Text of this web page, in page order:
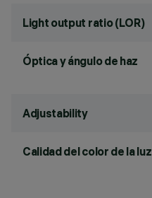
Light output ratio (LOR)
Óptica y ángulo de haz
Adjustability
Calidad del color de la luz